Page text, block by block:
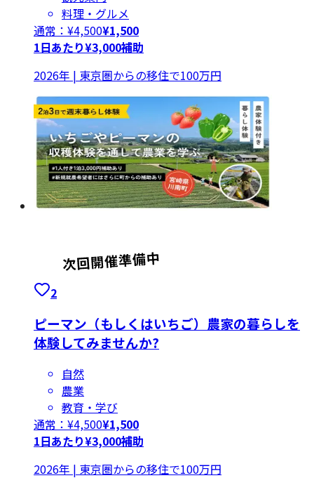
料理・グルメ
通常：¥4,500¥1,500
1日あたり¥3,000補助
2026年 | 東京圏からの移住で100万円
2
ピーマン（もしくはいちご）農家の暮らしを
体験してみませんか?
自然
農業
教育・学び
通常：¥4,500¥1,500
1日あたり¥3,000補助
2026年 | 東京圏からの移住で100万円